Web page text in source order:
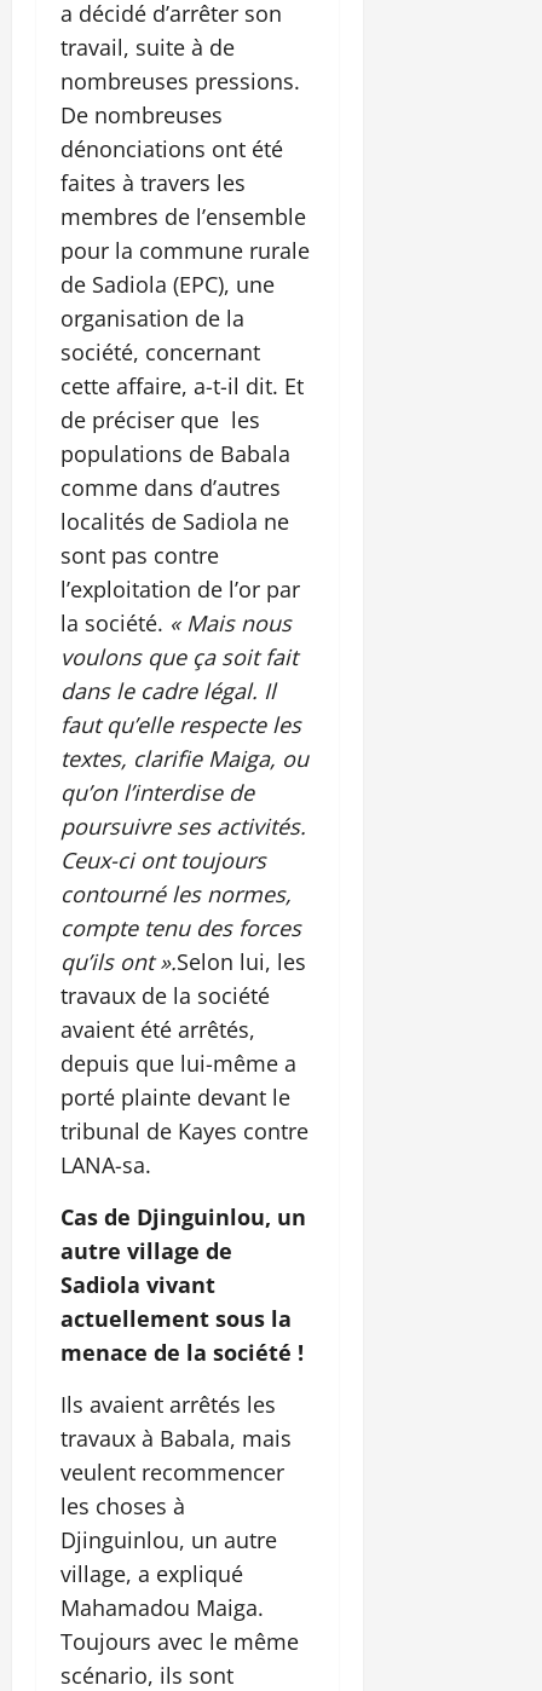
a décidé d’arrêter son
travail, suite à de
nombreuses pressions.
De nombreuses
dénonciations ont été
faites à travers les
membres de l’ensemble
pour la commune rurale
de Sadiola (EPC), une
organisation de la
société, concernant
cette affaire, a-t-il dit. Et
de préciser que les
populations de Babala
comme dans d’autres
localités de Sadiola ne
sont pas contre
l’exploitation de l’or par
la société. « Mais nous
voulons que ça soit fait
dans le cadre légal. Il
faut qu’elle respecte les
textes, clarifie Maiga, ou
qu’on l’interdise de
poursuivre ses activités.
Ceux-ci ont toujours
contourné les normes,
compte tenu des forces
qu’ils ont ».Selon lui, les
travaux de la société
avaient été arrêtés,
depuis que lui-même a
porté plainte devant le
tribunal de Kayes contre
LANA-sa.
Cas de Djinguinlou, un
autre village de
Sadiola vivant
actuellement sous la
menace de la société !
Ils avaient arrêtés les
travaux à Babala, mais
veulent recommencer
les choses à
Djinguinlou, un autre
village, a expliqué
Mahamadou Maiga.
Toujours avec le même
scénario, ils sont